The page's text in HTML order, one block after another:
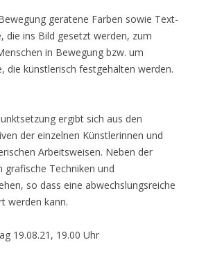
geratene Farben sowie Text-
die ins Bild gesetzt werden, zum
in Bewegung bzw. um
die künstlerisch festgehalten werden.
ergibt sich aus den
der einzelnen Künstlerinnen und
Arbeitsweisen. Neben der
grafische Techniken und
so dass eine abwechslungsreiche
werden kann.
19.08.21, 19.00 Uhr